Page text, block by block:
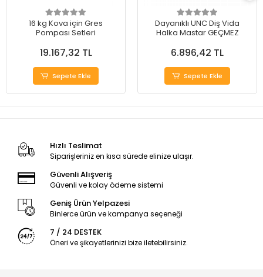
16 kg Kova için Gres
Pompası Setleri
19.167,32 TL
Sepete Ekle
Dayanıklı UNC Diş Vida
Halka Mastar GEÇMEZ
6.896,42 TL
Sepete Ekle
Hızlı Teslimat
Siparişleriniz en kısa sürede elinize ulaşır.
Güvenli Alışveriş
Güvenli ve kolay ödeme sistemi
Geniş Ürün Yelpazesi
Binlerce ürün ve kampanya seçeneği
7 / 24 DESTEK
Öneri ve şikayetlerinizi bize iletebilirsiniz.